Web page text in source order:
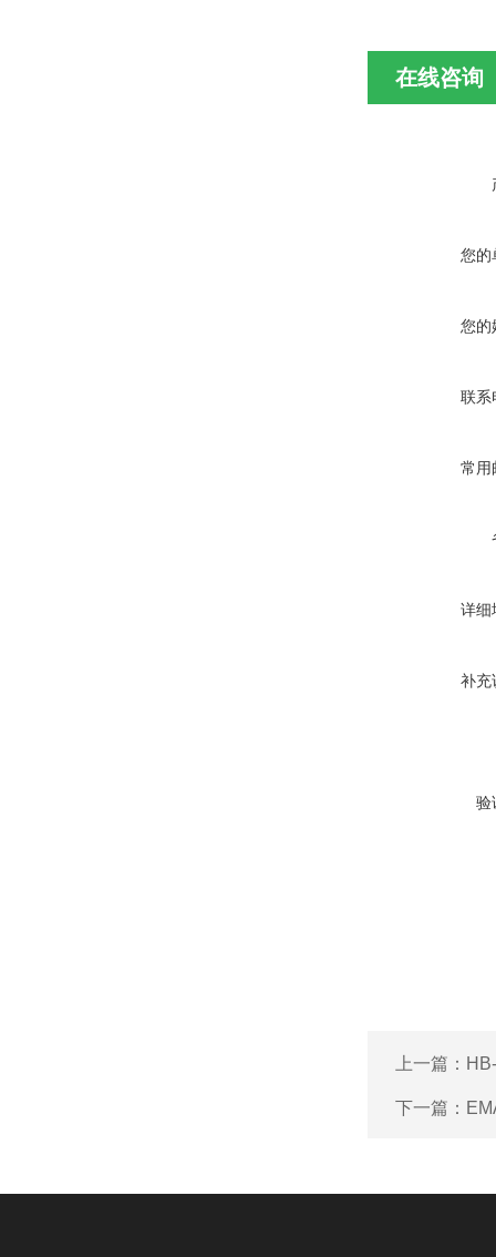
在线咨询
您的
您的
联系
常用
详细
补充
验
上一篇：
下一篇：